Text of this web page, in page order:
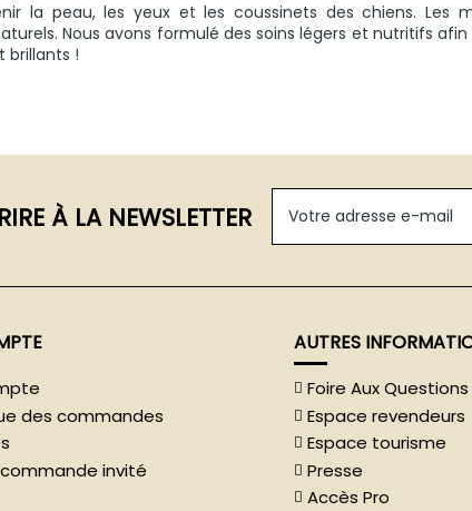
la peau, les yeux et les coussinets des chiens. Les
Nous avons formulé des soins légers et nutritifs
brillants !
À LA NEWSLETTER
des commandes
invité
AUTRES
Foire Aux Questions
Espace revendeurs
Espace tourisme
Presse
Accès Pro